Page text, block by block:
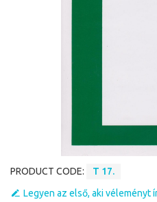
PRODUCT CODE:
T 17.
Legyen az első, aki véleményt